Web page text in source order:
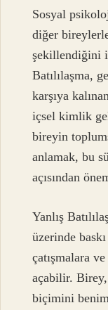
Sosyal
diğer
şekillendiğini
Batılılaşma,
karşıya
içsel kimlik
bireyin
anlamak, bu
açısından
Yanlış
üzerinde
çatışmalara
açabilir. Birey,
biçimini